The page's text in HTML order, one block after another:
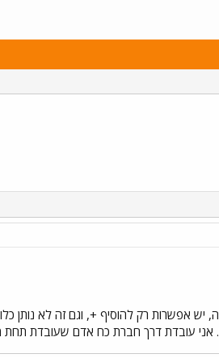
עובדת דרך חברת כח אדם שעובדת תחת